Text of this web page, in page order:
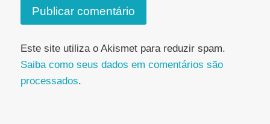
Este site utiliza o Akismet para reduzir spam.
Saiba como seus dados em comentários são
processados.